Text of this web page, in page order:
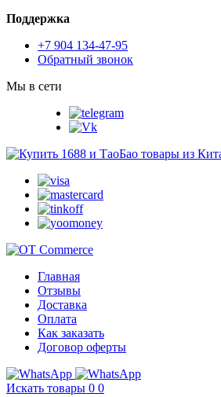
Поддержка
+7 904 134-47-95
Обратный звонок
Мы в сети
Главная
Отзывы
Доставка
Оплата
Как заказать
Договор оферты
Искать товары 0 0